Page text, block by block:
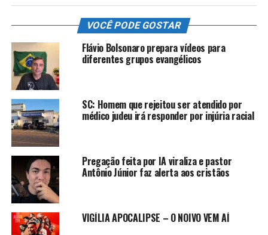
VOCÊ PODE GOSTAR
Flávio Bolsonaro prepara vídeos para
diferentes grupos evangélicos
SC: Homem que rejeitou ser atendido por
médico judeu irá responder por injúria racial
Pregação feita por IA viraliza e pastor
Antônio Júnior faz alerta aos cristãos
VIGÍLIA APOCALIPSE – O NOIVO VEM AÍ